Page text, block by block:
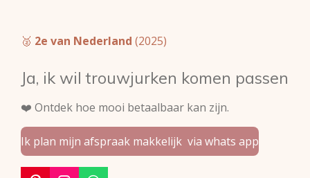
🥈 2e van Nederland (2025)
Ja, ik wil trouwjurken komen passen
❤️ Ontdek hoe mooi betaalbaar kan zijn.
Ik plan mijn afspraak makkelijk via whats app